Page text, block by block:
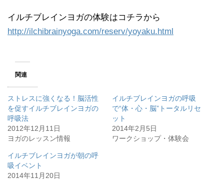
イルチブレインヨガの体験はコチラから
http://ilchibrainyoga.com/reserv/yoyaku.html
関連
ストレスに強くなる！脳活性
を促すイルチブレインヨガの
呼吸法
2012年12月11日
ヨガのレッスン情報
イルチブレインヨガの呼吸
で“体・心・脳”トータルリセ
ット
2014年2月5日
ワークショップ・体験会
イルチブレインヨガが朝の呼
吸イベント
2014年11月20日